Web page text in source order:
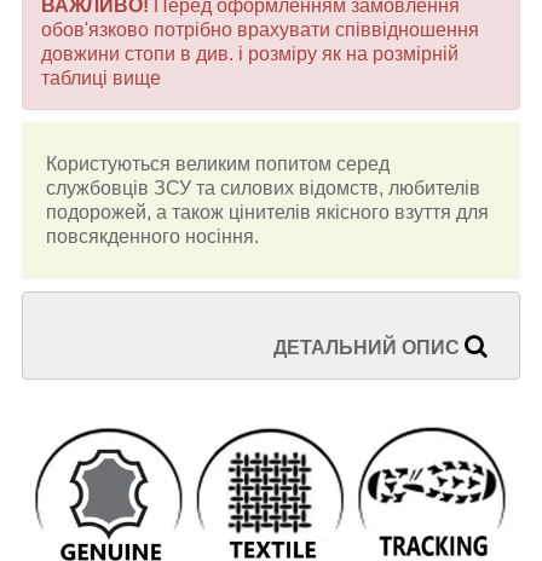
ВАЖЛИВО!
Перед оформленням замовлення
обов'язково потрібно врахувати співвідношення
довжини стопи в див. і розміру як на розмірній
таблиці вище
Користуються великим попитом серед
службовців ЗСУ та силових відомств, любителів
подорожей, а також цінителів якісного взуття для
повсякденного носіння.
ДЕТАЛЬНИЙ ОПИС